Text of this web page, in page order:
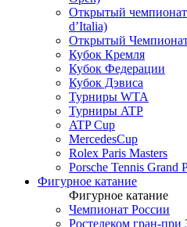
Открытый
d’Italia)
Открытый
Кубок Кремля
Кубок Федерации
Кубок Дэвиса
Турниры WTA
Турниры ATP
ATP Cup
MercedesCup
Rolex Paris Masters
Porsche Tennis Grand
Фигурное катание
Фигурное катание
Чемпионат России
Ростелеком гран-